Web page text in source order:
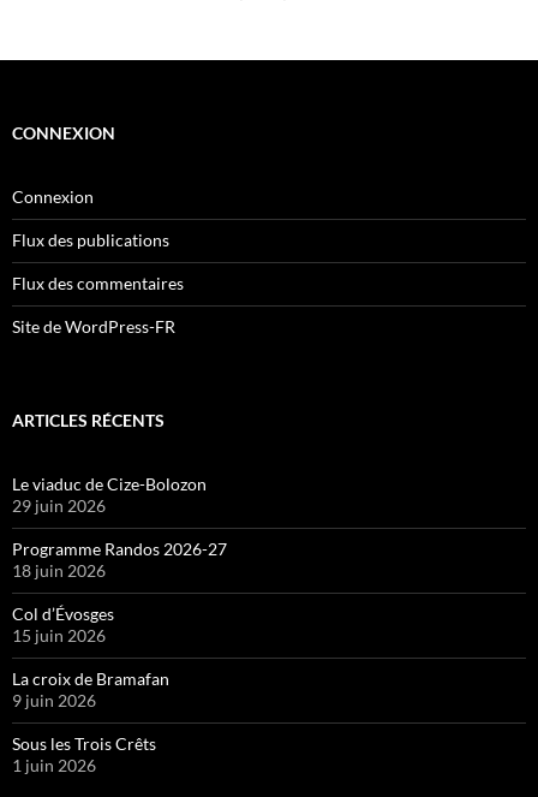
CONNEXION
Connexion
Flux des publications
Flux des commentaires
Site de WordPress-FR
ARTICLES RÉCENTS
Le viaduc de Cize-Bolozon
29 juin 2026
Programme Randos 2026-27
18 juin 2026
Col d’Évosges
15 juin 2026
La croix de Bramafan
9 juin 2026
Sous les Trois Crêts
1 juin 2026